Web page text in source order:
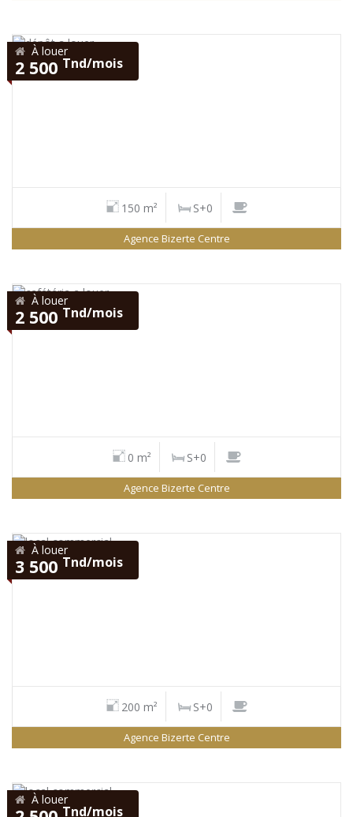
À louer
2 500 Tnd/mois
150 m² S+0
Agence Bizerte Centre
À louer
2 500 Tnd/mois
0 m² S+0
Agence Bizerte Centre
À louer
3 500 Tnd/mois
200 m² S+0
Agence Bizerte Centre
À louer
Tnd/mois